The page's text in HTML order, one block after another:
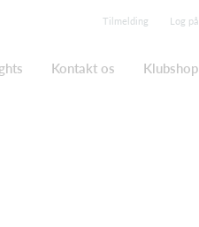
Tilmelding Log på
Kontakt os Klubshop